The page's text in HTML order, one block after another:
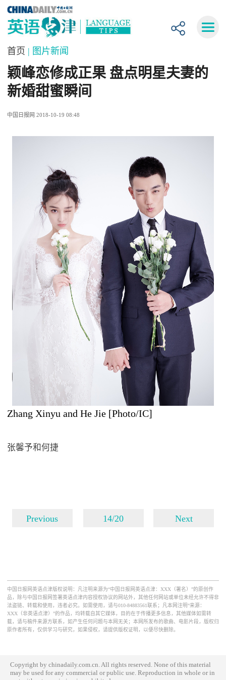
首页 | 图片新闻
颖峰恋修成正果 盘点明星夫妻的
新婚甜蜜瞬间
中国日报网 2018-10-19 08:48
Zhang Xinyu and He Jie [Photo/IC]
张馨予和何捷
Previous 14/20 Next
中国日报网英语点津版权说明：凡注明来源为“中国日报网英语点津：XXX（署名）”的原创作
品，除与中国日报网签署英语点津内容授权协议的网站外，其他任何网站或单位未经允许不得非
法盗链、转载和使用，违者必究。如需使用，请与010-84883561联系；凡本网注明“来源：
XXX（非英语点津）”的作品，均转载自其它媒体，目的在于传播更多信息，其他媒体如需转
载，请与稿件来源方联系，如产生任何问题与本网无关；本网所发布的歌曲、电影片段，版权归
原作者所有，仅供学习与研究，如果侵权，请提供版权证明，以便尽快删除。
Copyright by chinadaily.com.cn. All rights reserved. None of this material
may be used for any commercial or public use. Reproduction in whole or in